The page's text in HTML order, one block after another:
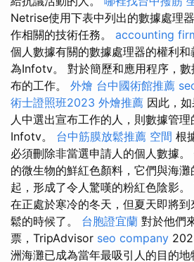
Netrise使用下表中列出的數據處理
作相關的技術任務。 accounting
個人數據有關的數據處理器的權利
為Infotv。 對於簡歷和應用程序，
布的工作。 外燴 台中國術館推薦
術士證照班2023 外燴推薦 因此，
人中選出宣布工作的人，則數據管
Infotv。 台中筋膜放鬆推薦 空間 根
必須刪除非當選申請人的個人數據
的微生物的鮮紅色顏料，它們與海
起，形成了令人驚嘆的粉紅色陰影。
在正處於寒冷的冬天，但夏天即將
鬆的時候了。 台胞證宜蘭 對於他們
票，TripAdvisor seo company
洲海灘已成為當年最吸引人的目的地